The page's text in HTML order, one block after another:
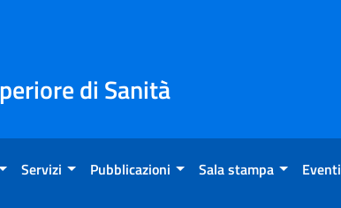
di Sanità
Servizi Pubblicazioni Sala stampa Eventi